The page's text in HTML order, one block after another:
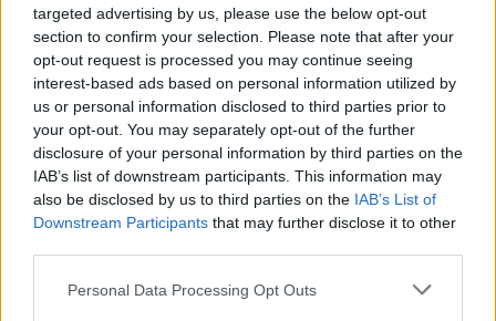
targeted advertising by us, please use the below opt-out
section to confirm your selection. Please note that after your
opt-out request is processed you may continue seeing
interest-based ads based on personal information utilized by
us or personal information disclosed to third parties prior to
your opt-out. You may separately opt-out of the further
disclosure of your personal information by third parties on the
IAB’s list of downstream participants. This information may
also be disclosed by us to third parties on the IAB’s List of
Downstream Participants that may further disclose it to other
Please note that this website/app uses one or more Google
Personal Data Processing Opt Outs